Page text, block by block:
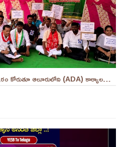
MPEO తమ సమస్యల పరిష్కారం కోరుతూ ఆలూరులోని (ADA) కార్యాలయం ఎదుట దీక్ష ||YES 9TV #kurnool